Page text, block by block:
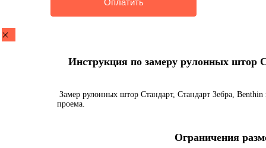
Инструкция по замеру рулонных штор
Замер рулонных штор Стандарт, Стандарт Зебра,
проема.
Ограничения